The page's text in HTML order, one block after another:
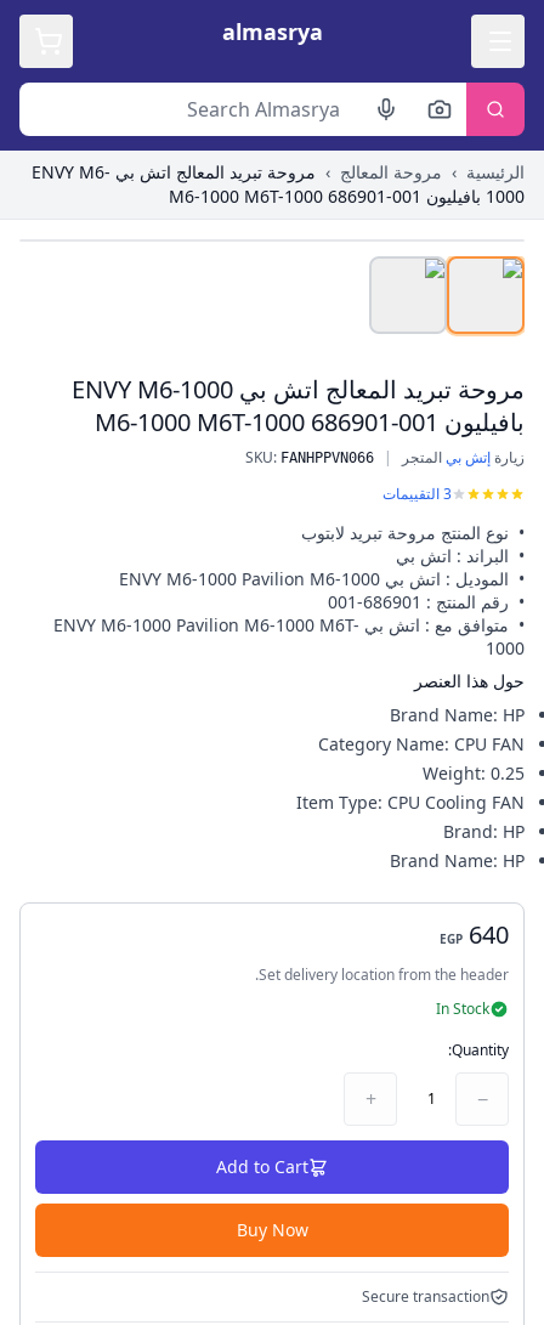
almasrya
الرئيسية › مروحة المعالج ›
مروحة تبريد المعالج اتش بي ENVY M6-
1000 بافيليون M6-1000 M6T-1000 686901-001
Roll over image to zoom in
مروحة تبريد المعالج اتش بي ENVY M6-1000
بافيليون M6-1000 M6T-1000 686901-001
مروحة تبريد المعالج اتش بي ENVY M6-1000 بافيليون M6-1000 M6T-1000 686901-001
زيارةإتش بيالمتجر |
SKU: FANHPPVN066
3التقييمات
• نوع المنتج مروحة تبريد لابتوب
• البراند : اتش بي
• الموديل : اتش بي ENVY M6-1000 Pavilion M6-1000
• رقم المنتج : 686901-001
• متوافق مع : اتش بي ENVY M6-1000 Pavilion M6-1000 M6T-
1000
حول هذا العنصر
Brand Name: HP
Category Name: CPU FAN
Weight: 0.25
Item Type: CPU Cooling FAN
Brand: HP
Brand Name: HP
640
EGP
Set delivery location from the header.
In Stock
Quantity:
−
1
+
Add to Cart
Buy Now
Secure transaction